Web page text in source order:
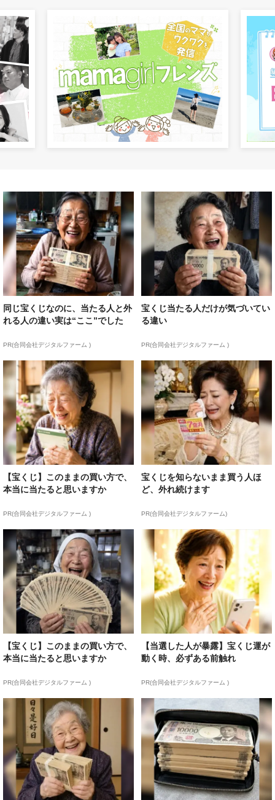
同じ宝くじなのに、当たる人と外
れる人の違い実は“ここ”でした
PR(合同会社デジタルファーム )
宝くじ当たる人だけが気づいてい
る違い
PR(合同会社デジタルファーム )
【宝くじ】このままの買い方で、
本当に当たると思いますか
PR(合同会社デジタルファーム )
宝くじを知らないまま買う人ほ
ど、外れ続けます
PR(合同会社デジタルファーム)
【宝くじ】このままの買い方で、
本当に当たると思いますか
PR(合同会社デジタルファーム )
【当選した人が暴露】宝くじ運が
動く時、必ずある前触れ
PR(合同会社デジタルファーム )